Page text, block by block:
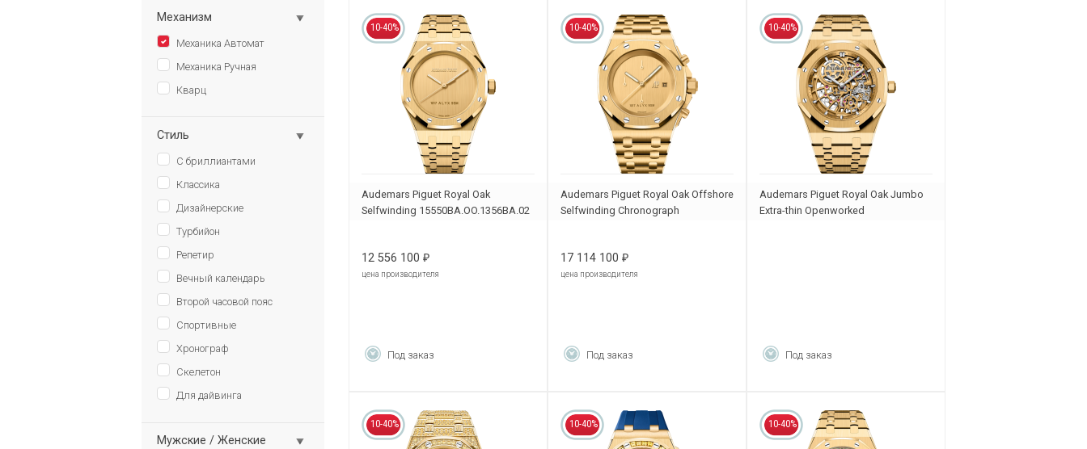
Механизм
Механика Автомат
Механика Ручная
Кварц
Стиль
С бриллиантами
Классика
Дизайнерские
Турбийон
Репетир
Вечный календарь
Второй часовой пояс
Спортивные
Хронограф
Скелетон
Для дайвинга
Мужские / Женские
10-40%
Audemars Piguet Royal Oak
Selfwinding 15550BA.OO.1356BA.02
12 556 100 ₽
цена производителя
Под заказ
10-40%
Audemars Piguet Royal Oak Offshore
Selfwinding Chronograph
17 114 100 ₽
цена производителя
Под заказ
10-40%
Audemars Piguet Royal Oak Jumbo
Extra-thin Openworked
Под заказ
10-40% 10-40% 10-40%